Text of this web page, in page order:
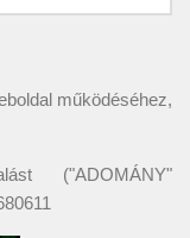
működéséhez,
("ADOMÁNY"